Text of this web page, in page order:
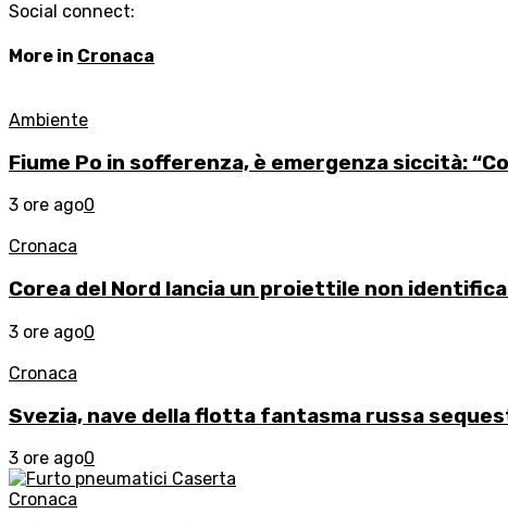
Social connect:
More in Cronaca
Ambiente
Fiume Po in sofferenza, è emergenza siccità:
3 ore ago0
Cronaca
Corea del Nord lancia un proiettile non
3 ore ago0
Cronaca
Svezia, nave della flotta fantasma russa
3 ore ago0
Cronaca